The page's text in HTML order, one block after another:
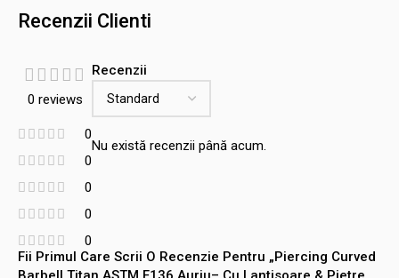
Recenzii Clienti
0 reviews
0
0
0
0
0
Recenzii
Nu există recenzii până acum.
Fii Primul Care Scrii O Recenzie Pentru „Piercing Curved